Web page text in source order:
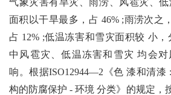
气象灾害有旱灾、雨涝、风雹灾、
面积以干旱最多，占 46% ;雨涝次之
占 12% ;低温冻害和雪灾面积较 小，
中风雹灾、低温冻害和雪灾 均会
响。根据ISO12944—2《色 漆和清漆
构的防腐保护 - 环境 分类》的规定，